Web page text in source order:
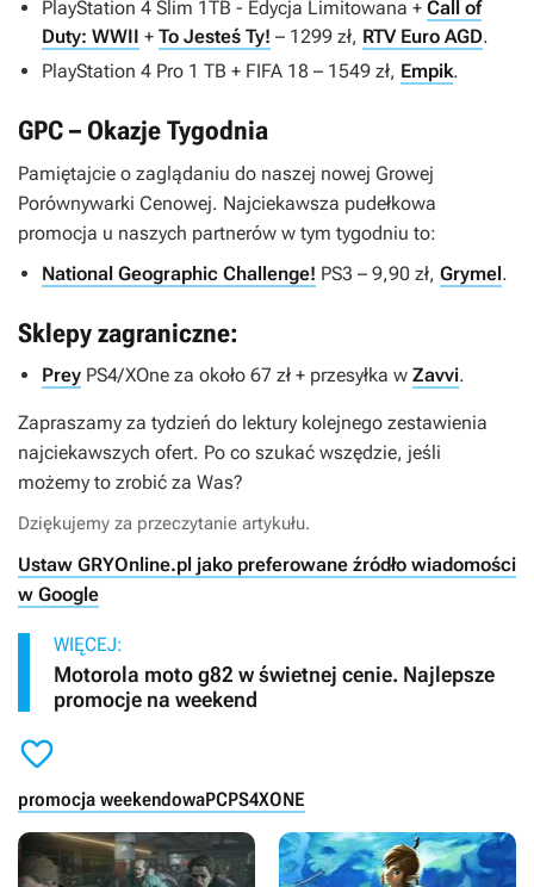
PlayStation 4 Slim 1TB - Edycja Limitowana + Call of
Duty: WWII + To Jesteś Ty! – 1299 zł, RTV Euro AGD.
PlayStation 4 Pro 1 TB + FIFA 18 – 1549 zł, Empik.
GPC – Okazje Tygodnia
Pamiętajcie o zaglądaniu do naszej nowej Growej
Porównywarki Cenowej. Najciekawsza pudełkowa
promocja u naszych partnerów w tym tygodniu to:
National Geographic Challenge! PS3 – 9,90 zł, Grymel.
Sklepy zagraniczne:
Prey PS4/XOne za około 67 zł + przesyłka w Zavvi.
Zapraszamy za tydzień do lektury kolejnego zestawienia
najciekawszych ofert. Po co szukać wszędzie, jeśli
możemy to zrobić za Was?
Dziękujemy za przeczytanie artykułu.
Ustaw GRYOnline.pl jako preferowane źródło wiadomości
w Google
WIĘCEJ:
Motorola moto g82 w świetnej cenie. Najlepsze
promocje na weekend

promocja weekendowaPCPS4XONE